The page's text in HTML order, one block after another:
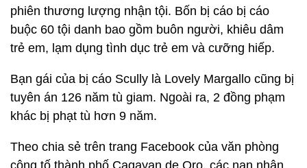
phiên thương lượng nhận tội. Bốn bị cáo bị cáo
buộc 60 tội danh bao gồm buôn người, khiêu dâm
trẻ em, lạm dụng tình dục trẻ em và cưỡng hiếp.
Bạn gái của bị cáo Scully là Lovely Margallo cũng bị
tuyên án 126 năm tù giam. Ngoài ra, 2 đồng phạm
khác bị phạt tù hơn 9 năm.
Theo chia sẻ trên trang Facebook của văn phòng
công tố thành phố Cagayan de Oro, các nạn nhân